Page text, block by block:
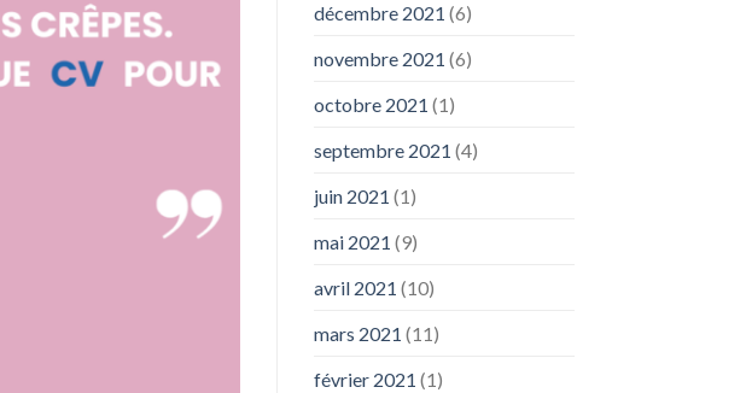
décembre 2021 (6)
novembre 2021 (6)
octobre 2021 (1)
septembre 2021 (4)
juin 2021 (1)
mai 2021 (9)
avril 2021 (10)
mars 2021 (11)
février 2021 (1)